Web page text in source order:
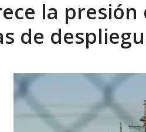
TU? Por: Miguel Ángel León
la
de